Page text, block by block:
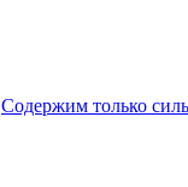
Содержим только